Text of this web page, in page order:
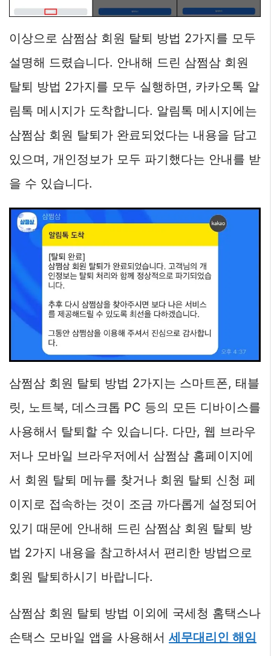
이상으로 삼쩜삼 회원 탈퇴 방법 2가지를 모두
설명해 드렸습니다. 안내해 드린 삼쩜삼 회원
탈퇴 방법 2가지를 모두 실행하면, 카카오톡 알
림톡 메시지가 도착합니다. 알림톡 메시지에는
삼쩜삼 회원 탈퇴가 완료되었다는 내용을 담고
있으며, 개인정보가 모두 파기했다는 안내를 받
을 수 있습니다.
삼쩜삼 회원 탈퇴 방법 2가지는 스마트폰, 태블
릿, 노트북, 데스크톱 PC 등의 모든 디바이스를
사용해서 탈퇴할 수 있습니다. 다만, 웹 브라우
저나 모바일 브라우저에서 삼쩜삼 홈페이지에
서 회원 탈퇴 메뉴를 찾거나 회원 탈퇴 신청 페
이지로 접속하는 것이 조금 까다롭게 설정되어
있기 때문에 안내해 드린 삼쩜삼 회원 탈퇴 방
법 2가지 내용을 참고하셔서 편리한 방법으로
회원 탈퇴하시기 바랍니다.
삼쩜삼 회원 탈퇴 방법 이외에 국세청 홈택스나
손택스 모바일 앱을 사용해서 세무대리인 해임